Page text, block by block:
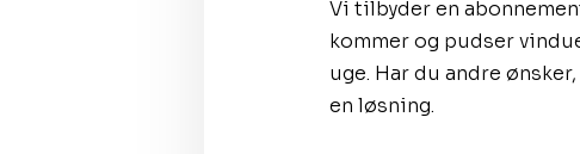
​​Vi tilbyder en
kommer og pudser
uge. Har du andre
en løsning.